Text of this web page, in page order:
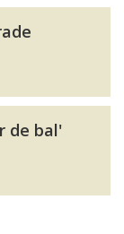
de bal'